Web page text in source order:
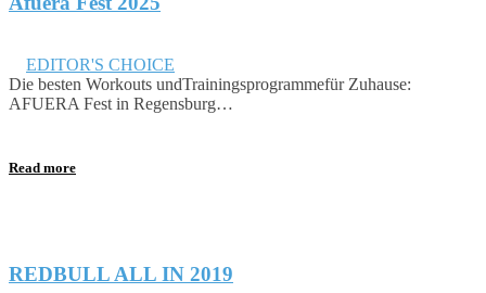
EDITOR'S CHOICE
Die besten Workouts undTrainingsprogrammefür Zuhause:
AFUERA Fest in Regensburg…
Read more
REDBULL ALL IN 2019